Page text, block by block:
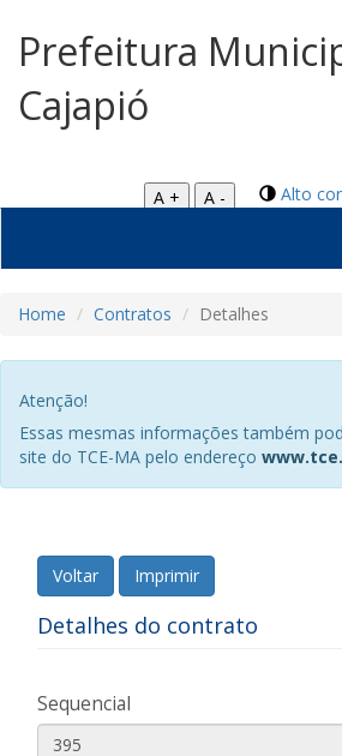
Prefeitura
Cajapió
Alto
A +
A -
Home Contratos Detalhes
Atenção!
Essas mesmas informações também
site do TCE-MA pelo endereço
Voltar Imprimir
Detalhes do contrato
Sequencial